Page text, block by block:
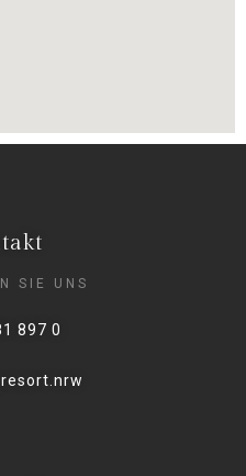
SIE UNS
897 0